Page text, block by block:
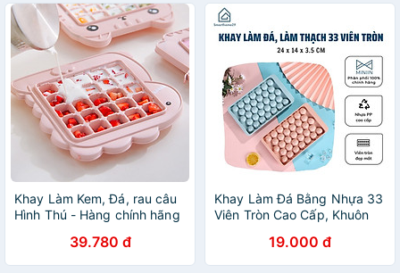
Khay Làm Kem, Đá, rau câu
Hình Thú - Hàng chính hãng
39.780 đ
Khay Làm Đá Bằng Nhựa 33
Viên Tròn Cao Cấp, Khuôn
Nắp Đậy - Chính hãng
MINIIN (Giao màu ngẫu
19.000 đ